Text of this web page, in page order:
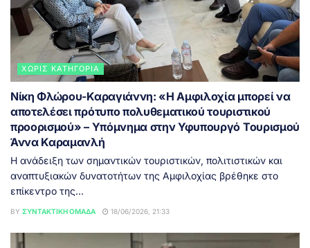
ΧΩΡΊΣ ΚΑΤΗΓΟΡΊΑ
Νίκη Φλώρου-Καραγιάννη: «Η Αμφιλοχία μπορεί να
αποτελέσει πρότυπο πολυθεματικού τουριστικού
προορισμού» – Υπόμνημα στην Υφυπουργό Τουρισμού
Άννα Καραμανλή
Η ανάδειξη των σημαντικών τουριστικών, πολιτιστικών και
αναπτυξιακών δυνατοτήτων της Αμφιλοχίας βρέθηκε στο
επίκεντρο της...
BY ΣΥΝΤΑΚΤΙΚΉ ΟΜΆΔΑ 18/06/2026, 21:33